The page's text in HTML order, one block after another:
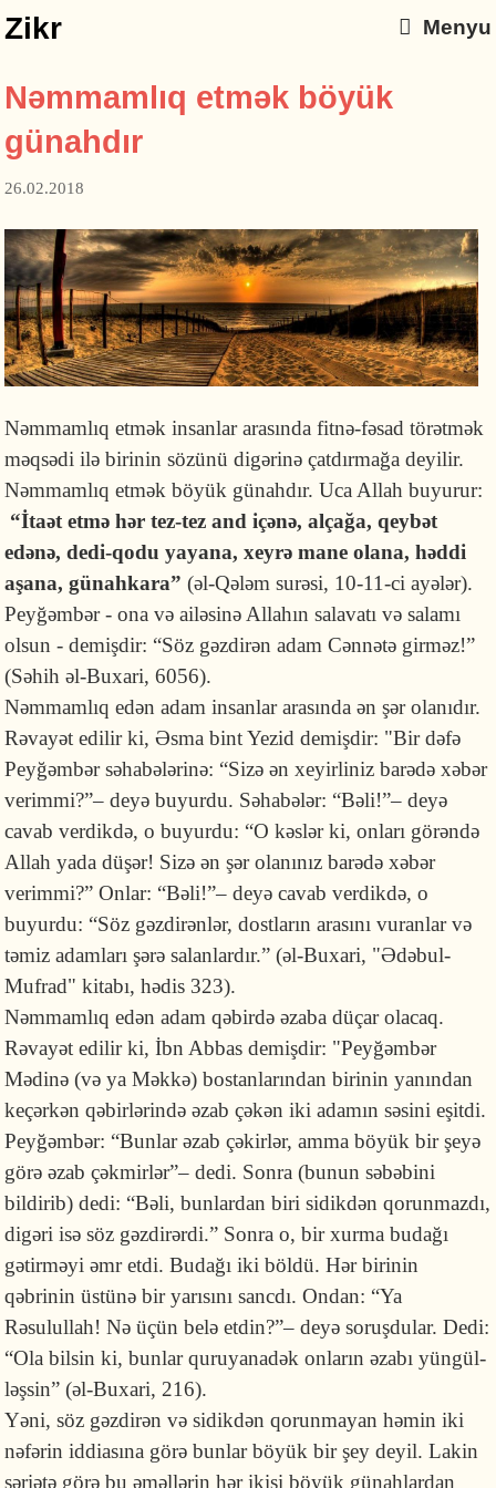
Zikr Menyu
Nəmmamlıq etmək böyük
günahdır
26.02.2018
Nəmmamlıq etmək insanlar arasında fitnə-fəsad törətmək
məqsədi ilə birinin sözünü digərinə çatdırmağa deyilir.
Nəmmamlıq etmək böyük günahdır. Uca Allah buyurur:
“İtaət etmə hər tez-tez and içənə, alçağa, qeybət
edənə, dedi-qodu yayana, xeyrə mane olana, həddi
aşana, günahkara” (əl-Qələm surəsi, 10-11-ci ayələr).
Peyğəmbər - ona və ailəsinə Allahın salavatı və salamı
olsun - demişdir: “Söz gəzdirən adam Cənnətə girməz!”
(Səhih əl-Buxari, 6056).
Nəmmamlıq edən adam insanlar arasında ən şər olanıdır.
Rəvayət edilir ki, Əsma bint Yezid demişdir: "Bir dəfə
Peyğəmbər səhabələrinə: “Sizə ən xeyirliniz barədə xəbər
verimmi?”– deyə buyurdu. Səhabələr: “Bəli!”– deyə
cavab verdikdə, o buyurdu: “O kəslər ki, onları görəndə
Allah yada düşər! Sizə ən şər olanınız barədə xəbər
verimmi?” Onlar: “Bəli!”– deyə cavab verdikdə, o
buyurdu: “Söz gəzdirənlər, dostların arasını vuranlar və
təmiz adamları şərə salanlardır.” (əl-Buxari, "Ədəbul-
Mufrad" kitabı, hədis 323).
Nəmmamlıq edən adam qəbirdə əzaba düçar olacaq.
Rəvayət edilir ki, İbn Abbas demişdir: "Peyğəmbər
Mədinə (və ya Məkkə) bos­tanla­rından birinin yanından
keçərkən qəbirlərində əzab çəkən iki adamın səsini eşitdi.
Peyğəm­bər: “Bunlar əzab çəkirlər, amma böyük bir şeyə
görə əzab çək­mirlər”– dedi. Sonra (bunun səbəbini
bildirib) dedi: “Bəli, bunlardan biri sidikdən qorunmazdı,
digəri isə söz gəzdi­rərdi.” Sonra o, bir xurma budağı
gətirməyi əmr etdi. Budağı iki böldü. Hər birinin
qəbrinin üstünə bir yarı­sını sancdı. Ondan: “Ya
Rəsulullah! Nə üçün belə etdin?”– deyə soruşdular. Dedi:
“Ola bilsin ki, bunlar quruyanadək onların əzabı yüngül­
ləşsin” (əl-Buxari, 216).
Yəni, söz gəzdirən və sidikdən qorunmayan həmin iki
nəfərin iddiasına görə bunlar böyük bir şey deyil. Lakin
şəriətə görə bu əməllərin hər ikisi böyük günahlardan